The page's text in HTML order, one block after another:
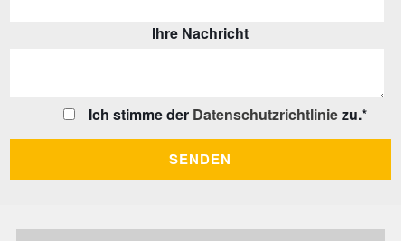
Ihre Nachricht
Ich stimme der Datenschutzrichtliniezu.*